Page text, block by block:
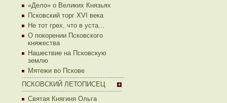
«Дело» о Великих Князьях
Псковский торг XVI века
Не тот грех, что в уста...
О покорении Псковского
княжества
Нашествие на Псковскую
землю
Мятежи во Пскове
ПСКОВСКИЙ ЛЕТОПИСЕЦ
Святая Княгиня Ольга